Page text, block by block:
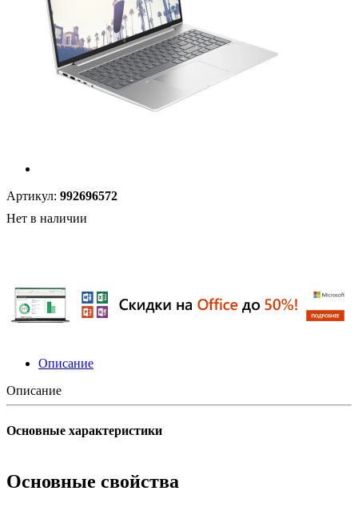
Артикул: 992696572
Нет в наличии
Описание
Описание
Основные характеристики
Основные свойства